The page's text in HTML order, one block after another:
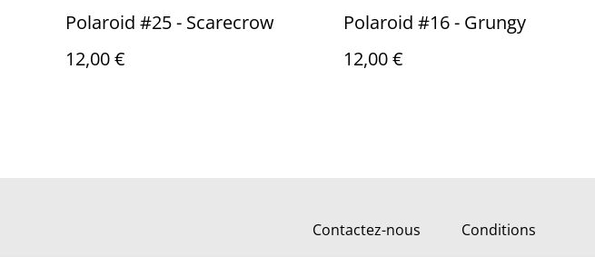
Polaroid #25 - Scarecrow
12,00 €
Polaroid #16 - Grungy
12,00 €
Contactez-nous Conditions